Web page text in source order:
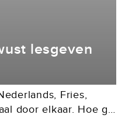
lesgeven
Fries,
door elkaar. Hoe ga